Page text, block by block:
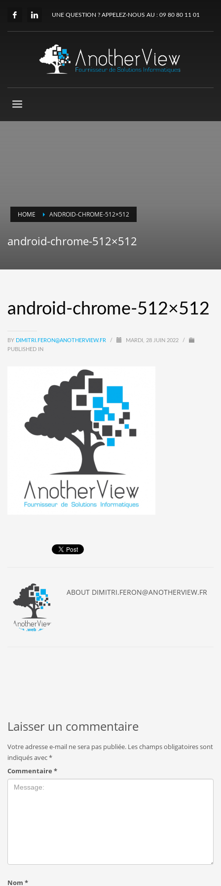
UNE QUESTION ? APPELEZ-NOUS AU : 09 80 80 11 01
HOME ANDROID-CHROME-512×512
android-chrome-512×512
android-chrome-512×512
BY DIMITRI.FERON@ANOTHERVIEW.FR / MARDI, 28 JUIN 2022
/
PUBLISHED IN
ABOUT DIMITRI.FERON@ANOTHERVIEW.FR
Laisser un commentaire
Votre adresse e-mail ne sera pas publiée. Les champs obligatoires sont
indiqués avec*
Commentaire *
Nom *